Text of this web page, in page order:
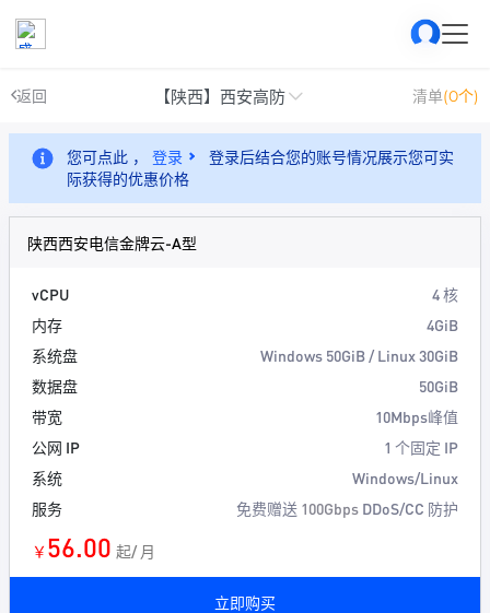
返回 【陕西】西安高防 清单(0个)
您可点此 ， 登录
登录后结合您的账号情况展示您可实
际获得的优惠价格
陕西西安电信金牌云-A型
vCPU
4 核
内存
4GiB
系统盘
Windows 50GiB / Linux 30GiB
数据盘
50GiB
带宽
10Mbps峰值
公网 IP
1 个固定 IP
系统
Windows/Linux
服务
免费赠送 100Gbps DDoS/CC 防护
￥ 56.00 起/ 月
立即购买